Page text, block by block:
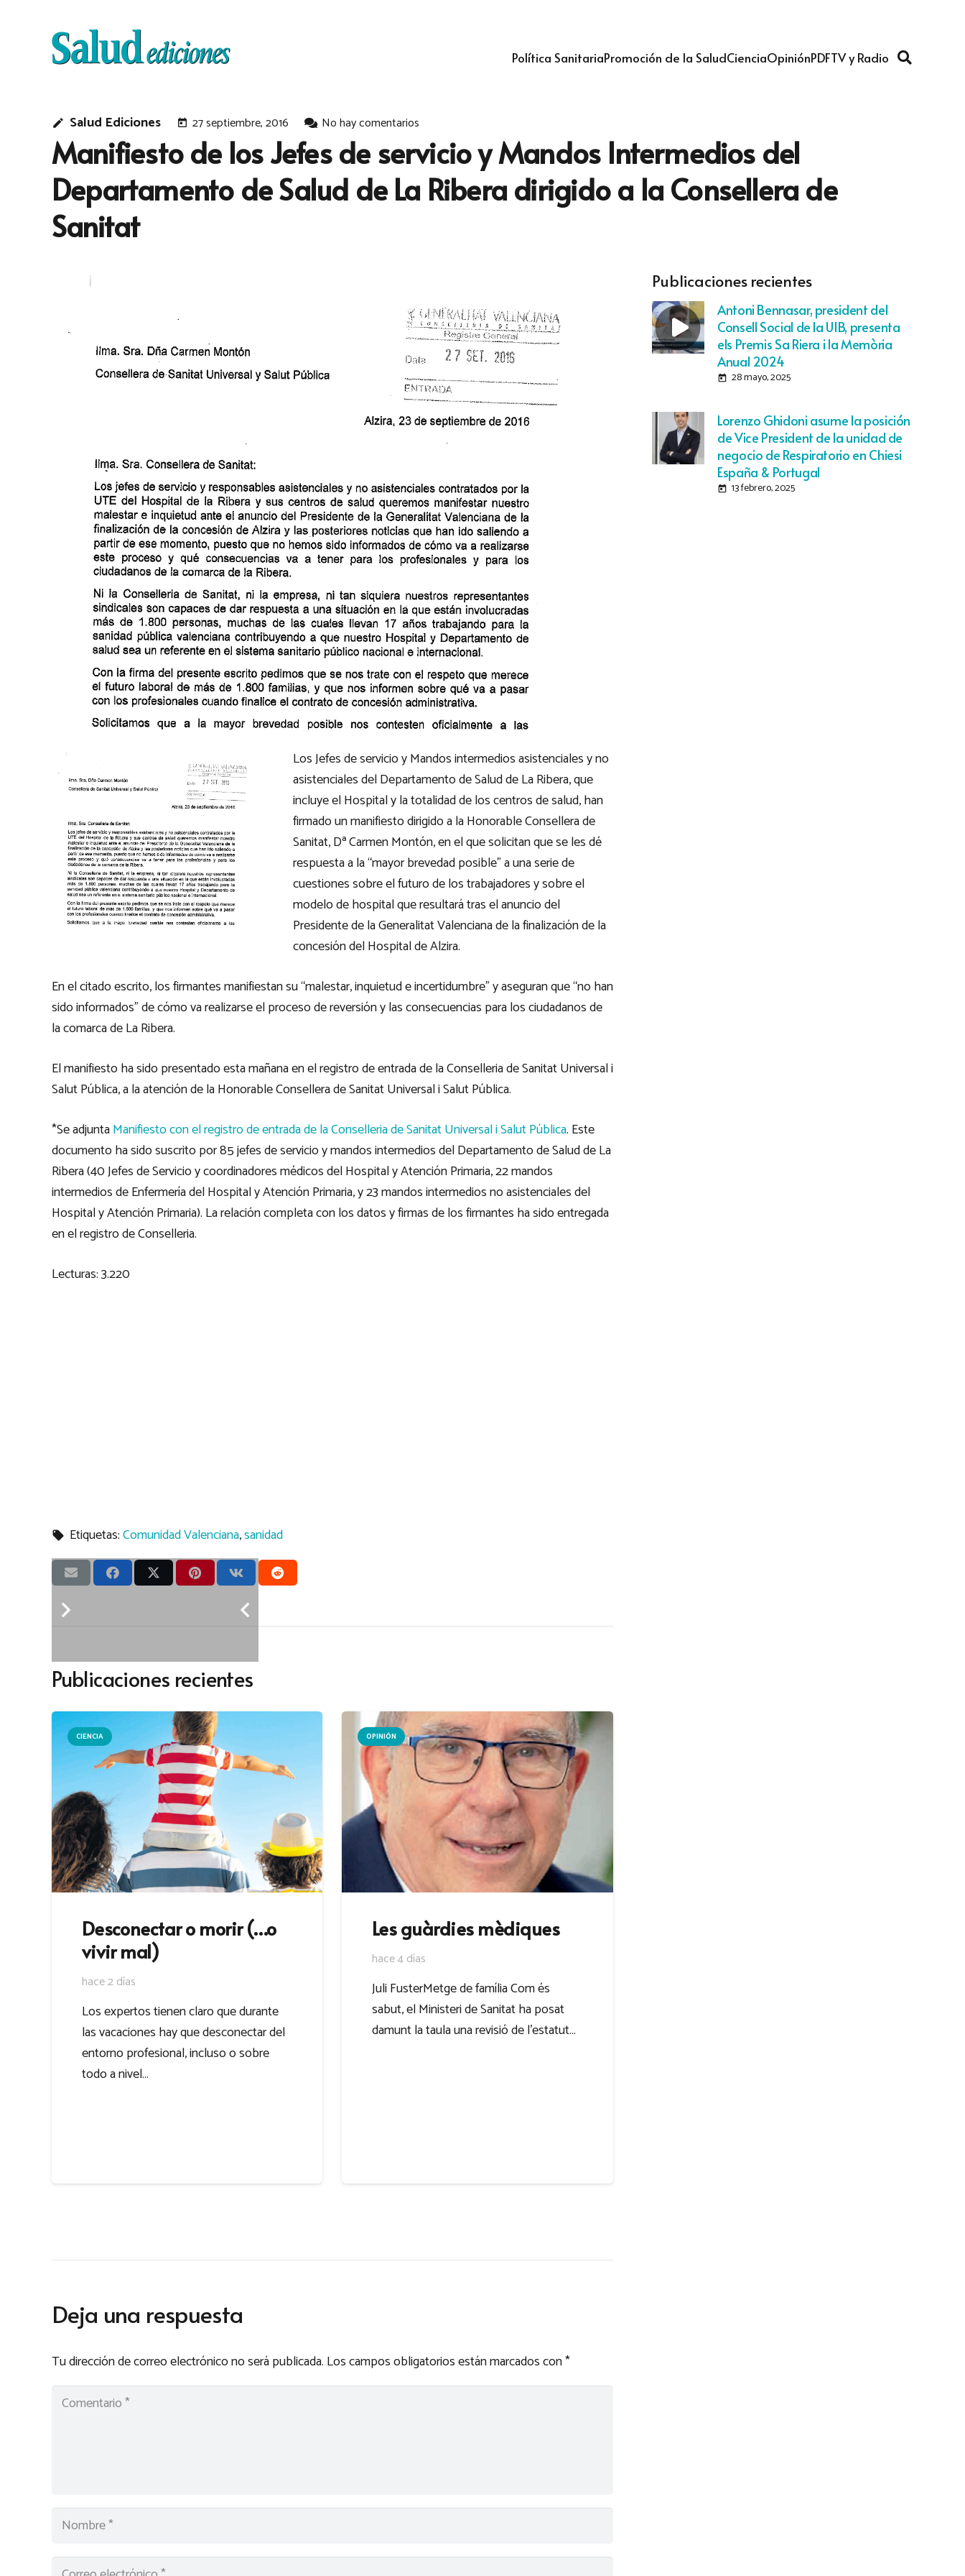
Política SanitariaPromoción de la SaludCienciaOpiniónPDFTV y Radio
edit Salud Ediciones today 27 septiembre, 2016 No hay comentarios
Manifiesto de los Jefes de servicio y Mandos Intermedios del
Departamento de Salud de La Ribera dirigido a la Consellera de
Sanitat
Los Jefes de servicio y Mandos intermedios asistenciales y no
asistenciales del Departamento de Salud de La Ribera, que
incluye el Hospital y la totalidad de los centros de salud, han
firmado un manifiesto dirigido a la Honorable Consellera de
Sanitat, Dª Carmen Montón, en el que solicitan que se les dé
respuesta a la “mayor brevedad posible” a una serie de
cuestiones sobre el futuro de los trabajadores y sobre el
modelo de hospital que resultará tras el anuncio del
Presidente de la Generalitat Valenciana de la finalización de la
concesión del Hospital de Alzira.
En el citado escrito, los firmantes manifiestan su “malestar, inquietud e incertidumbre” y aseguran que “no han
sido informados” de cómo va realizarse el proceso de reversión y las consecuencias para los ciudadanos de
la comarca de La Ribera.
El manifiesto ha sido presentado esta mañana en el registro de entrada de la Conselleria de Sanitat Universal i
Salut Pública, a la atención de la Honorable Consellera de Sanitat Universal i Salut Pública.
*Se adjuntaManifiesto con el registro de entrada de la Conselleria de Sanitat Universal i Salut Pública. Este
documento ha sido suscrito por 85 jefes de servicio y mandos intermedios del Departamento de Salud de La
Ribera (40 Jefes de Servicio y coordinadores médicos del Hospital y Atención Primaria, 22 mandos
intermedios de Enfermería del Hospital y Atención Primaria, y 23 mandos intermedios no asistenciales del
Hospital y Atención Primaria). La relación completa con los datos y firmas de los firmantes ha sido entregada
en el registro de Conselleria.
Lecturas:3.220
Publicaciones recientes
Antoni Bennasar, president del
Consell Social de la UIB, presenta
els Premis Sa Riera i la Memòria
Anual 2024
today 28 mayo, 2025
Lorenzo Ghidoni asume la posición
de Vice President de la unidad de
negocio de Respiratorio en Chiesi
España & Portugal
today 13 febrero, 2025
local_offer Etiquetas:Comunidad Valenciana,sanidad
Publicaciones recientes
CIENCIA
Desconectar o morir (…o
vivir mal)
hace 2 días
Los expertos tienen claro que durante
las vacaciones hay que desconectar del
entorno profesional, incluso o sobre
todo a nivel…
OPINIÓN
Les guàrdies mèdiques
hace 4 días
Juli FusterMetge de família Com és
sabut, el Ministeri de Sanitat ha posat
damunt la taula una revisió de l’estatut…
Deja una respuesta
Tu dirección de correo electrónico no será publicada. Los campos obligatorios están marcados con*